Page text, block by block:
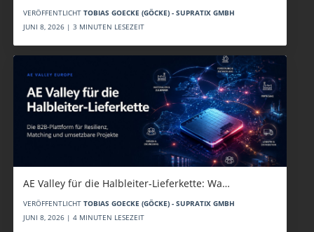
VERÖFFENTLICHT TOBIAS GOECKE (GÖCKE) - SUPRATIX GMBH
JUNI 8, 2026 | 3 MINUTEN LESEZEIT
AE Valley für die Halbleiter-Lieferkette: Wa…
VERÖFFENTLICHT TOBIAS GOECKE (GÖCKE) - SUPRATIX GMBH
JUNI 8, 2026 | 4 MINUTEN LESEZEIT